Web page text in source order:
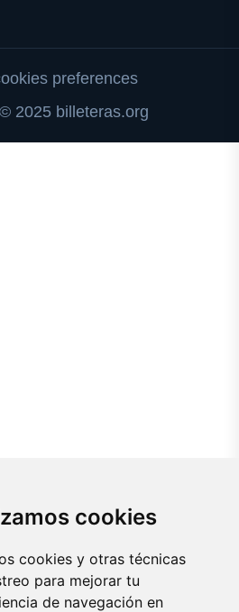
cookies
cookies y otras técnicas
para mejorar tu
de navegación en
preferences
2025 billeteras.org